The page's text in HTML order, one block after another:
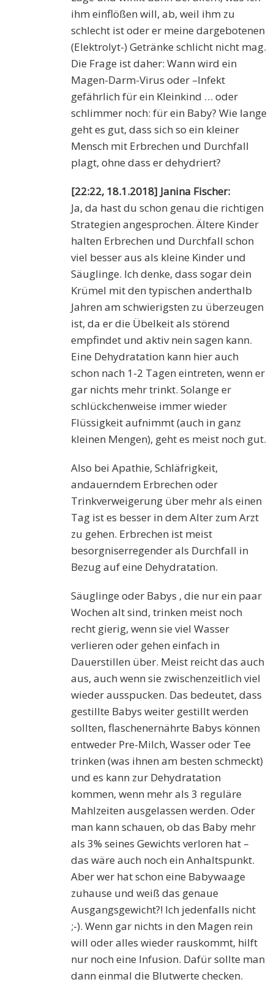
ihm einflößen will, ab, weil ihm zu
schlecht ist oder er meine dargebotenen
(Elektrolyt-) Getränke schlicht nicht mag.
Die Frage ist daher: Wann wird ein
Magen-Darm-Virus oder –Infekt
gefährlich für ein Kleinkind … oder
schlimmer noch: für ein Baby? Wie lange
geht es gut, dass sich so ein kleiner
Mensch mit Erbrechen und Durchfall
plagt, ohne dass er dehydriert?
[22:22, 18.1.2018] Janina Fischer:
Ja, da hast du schon genau die richtigen
Strategien angesprochen. Ältere Kinder
halten Erbrechen und Durchfall schon
viel besser aus als kleine Kinder und
Säuglinge. Ich denke, dass sogar dein
Krümel mit den typischen anderthalb
Jahren am schwierigsten zu überzeugen
ist, da er die Übelkeit als störend
empfindet und aktiv nein sagen kann.
Eine Dehydratation kann hier auch
schon nach 1-2 Tagen eintreten, wenn er
gar nichts mehr trinkt. Solange er
schlückchenweise immer wieder
Flüssigkeit aufnimmt (auch in ganz
kleinen Mengen), geht es meist noch gut.
Also bei Apathie, Schläfrigkeit,
andauerndem Erbrechen oder
Trinkverweigerung über mehr als einen
Tag ist es besser in dem Alter zum Arzt
zu gehen. Erbrechen ist meist
besorgniserregender als Durchfall in
Bezug auf eine Dehydratation.
Säuglinge oder Babys , die nur ein paar
Wochen alt sind, trinken meist noch
recht gierig, wenn sie viel Wasser
verlieren oder gehen einfach in
Dauerstillen über. Meist reicht das auch
aus, auch wenn sie zwischenzeitlich viel
wieder ausspucken. Das bedeutet, dass
gestillte Babys weiter gestillt werden
sollten, flaschenernährte Babys können
entweder Pre-Milch, Wasser oder Tee
trinken (was ihnen am besten schmeckt)
und es kann zur Dehydratation
kommen, wenn mehr als 3 reguläre
Mahlzeiten ausgelassen werden. Oder
man kann schauen, ob das Baby mehr
als 3% seines Gewichts verloren hat –
das wäre auch noch ein Anhaltspunkt.
Aber wer hat schon eine Babywaage
zuhause und weiß das genaue
Ausgangsgewicht?! Ich jedenfalls nicht
;-). Wenn gar nichts in den Magen rein
will oder alles wieder rauskommt, hilft
nur noch eine Infusion. Dafür sollte man
dann einmal die Blutwerte checken.